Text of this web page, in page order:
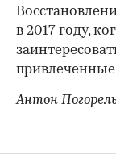
в 2017 году,
Антон